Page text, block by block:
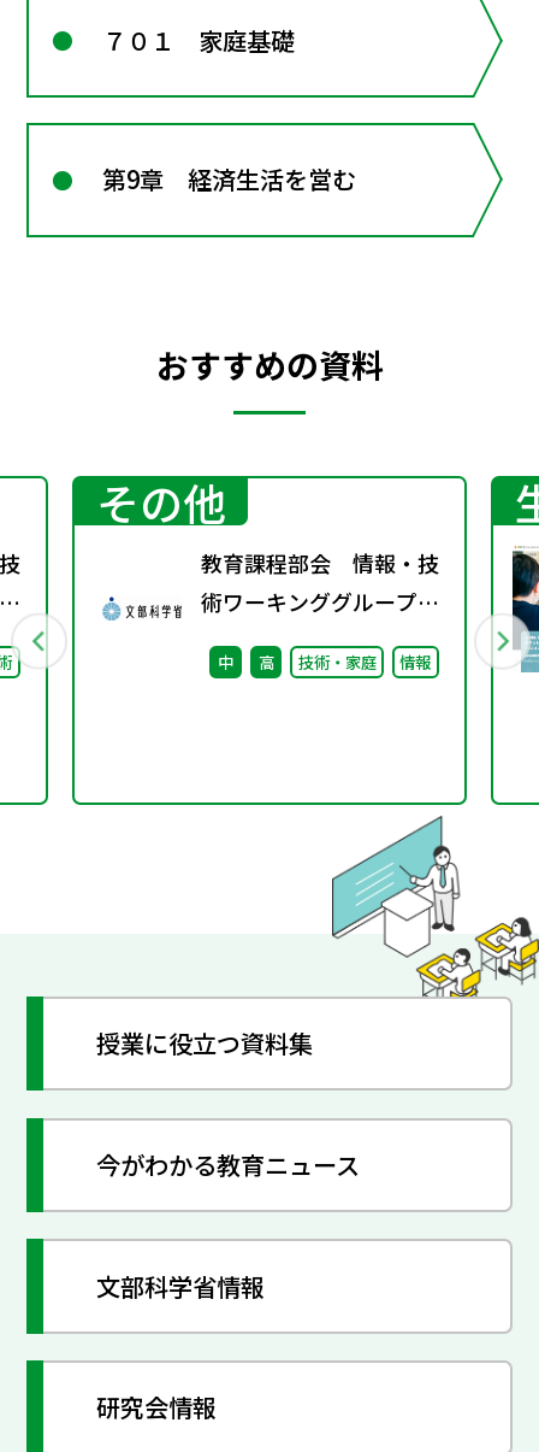
７０１ 家庭基礎
第9章 経済生活を営む
おすすめの資料
その他
教育課程部会 情報・技
術ワーキンググループ
（第12回）配付資料
中 高 技術・家庭 情報
授業に役立つ資料集
今がわかる教育ニュース
文部科学省情報
研究会情報